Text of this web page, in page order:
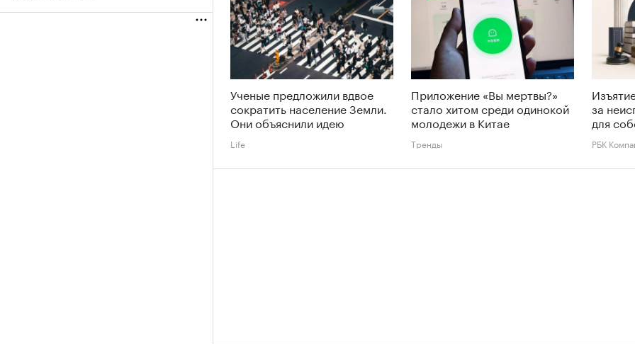
Ученые предложили вдвое
сократить население Земли.
Они объяснили идею
Life
Приложение «Вы мертвы?»
стало хитом среди одинокой
молодежи в Китае
Тренды
за
для
РБК